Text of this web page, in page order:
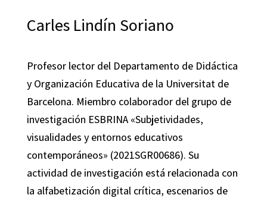
Carles Lindín Soriano
Profesor lector del Departamento de Didáctica
y Organización Educativa de la Universitat de
Barcelona. Miembro colaborador del grupo de
investigación ESBRINA «Subjetividades,
visualidades y entornos educativos
contemporáneos» (2021SGR00686). Su
actividad de investigación está relacionada con
la alfabetización digital crítica, escenarios de